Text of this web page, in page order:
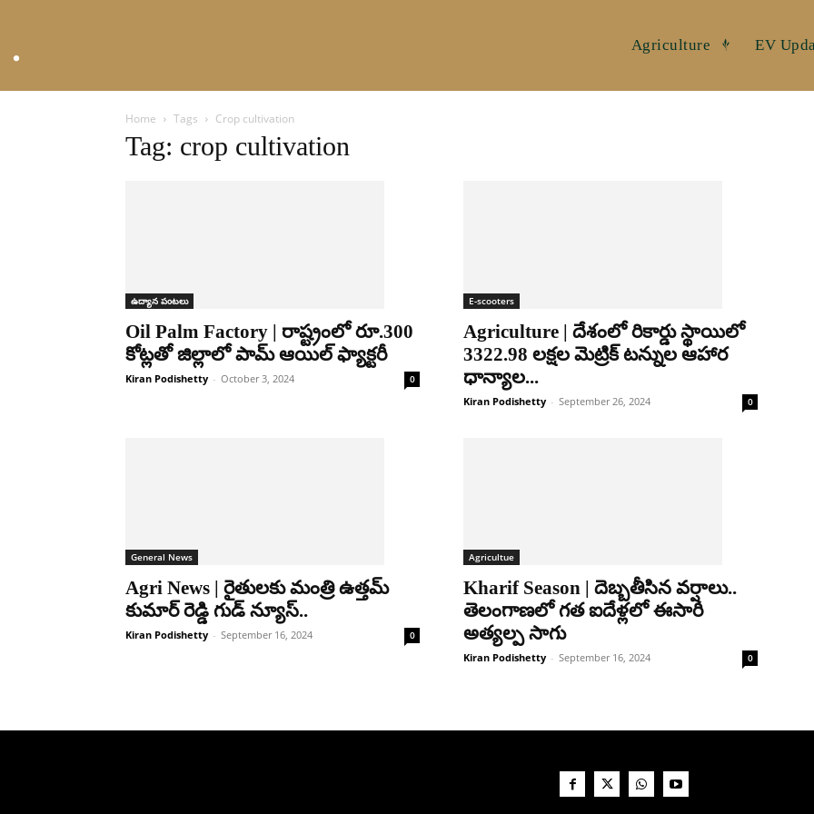
Agriculture EV
Home Tags Crop cultivation
Tag: crop cultivation
ఉద్యాన పంటలు
Oil Palm Factory | రాష్ట్రంలో రూ.300
కోట్లతో జిల్లాలో పామ్‌ ఆయిల్‌ ‌ఫ్యాక్టరీ
Kiran Podishetty - October 3, 2024 0
E-scooters
Agriculture | దేశంలో రికార్డు స్థాయిలో
3322.98 లక్షల మెట్రిక్ టన్నుల ఆహార
ధాన్యాల...
Kiran Podishetty - September 26, 2024 0
General News
Agri News | రైతులకు మంత్రి ఉత్తమ్
కుమార్ రెడ్డి గుడ్ న్యూస్..
Kiran Podishetty - September 16, 2024 0
Agricultue
Kharif Season | దెబ్బ‌తీసిన వ‌ర్షాలు..
తెలంగాణలో గత ఐదేళ్లలో ఈసారి
అత్యల్ప సాగు
Kiran Podishetty - September 16, 2024 0